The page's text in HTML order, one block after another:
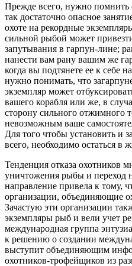
Прежде всего, нужно помнить
так достаточно опасное
охоте на рекордные
сильной рыбой может
запутывания в гарпун-лине;
нанести вам рану вашим же
когда вы подтянете ее к себе
нужно понимать, что
экземпляр может
вашего корабля или же, в
сторону сильного отжимного
невозможным ваше
Для того чтобы установить и
всего, необходимо остаться в
Тенденция отказа охотников
уничтожения рыбы и переход
направление привела к тому,
организации, объединяющие
Зачастую эти организации
экземпляры рыб и вели учет
международная группа
к решению о создании
выступит объединяющим
охотников-трофейщиков из